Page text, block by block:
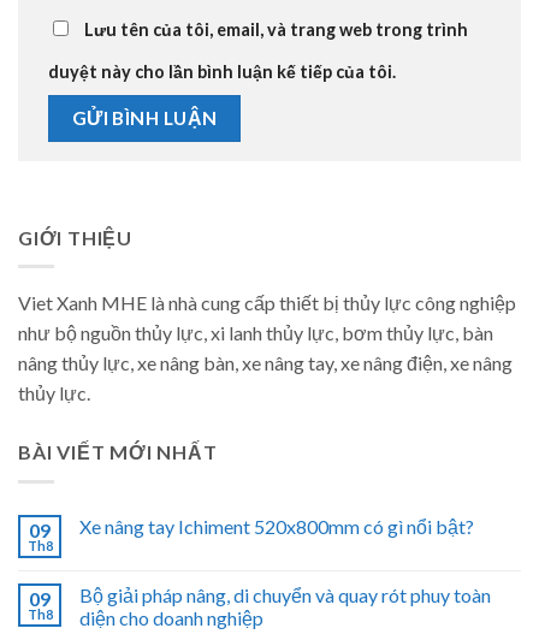
Lưu tên của tôi, email, và trang web trong trình
duyệt này cho lần bình luận kế tiếp của tôi.
GIỚI THIỆU
Viet Xanh MHE là nhà cung cấp thiết bị thủy lực công nghiệp
như bộ nguồn thủy lực, xi lanh thủy lực, bơm thủy lực, bàn
nâng thủy lực, xe nâng bàn, xe nâng tay, xe nâng điện, xe nâng
thủy lực.
BÀI VIẾT MỚI NHẤT
09
Th8
Xe nâng tay Ichiment 520x800mm có gì nổi bật?
09
Th8
Bộ giải pháp nâng, di chuyển và quay rót phuy toàn
diện cho doanh nghiệp